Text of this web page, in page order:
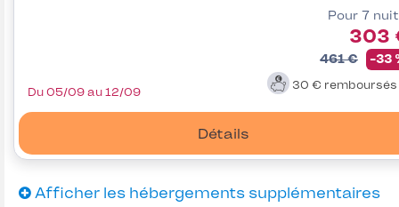
Pour 7
303
461 € -33
30 € remboursés
Détails
Du 05/09 au 12/09
Afficher les hébergements supplémentaires